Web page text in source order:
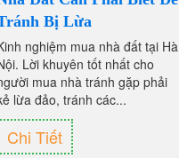
Bị Lừa
nghiệm mua nhà đất tại Hà
Lời khuyên tốt nhất cho
mua nhà tránh gặp phải
lừa đảo, tránh các...
Chi Tiết